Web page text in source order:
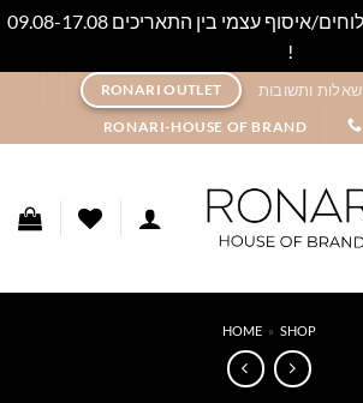
לקוחות יקרים! אין משלוחים/איסוף עצמי בין התאריכים 09.08-17.08
!
שאלות ותשובות RONARI OUTLET
RONARI-HOUSE OF BRAND
HOME » SHOP